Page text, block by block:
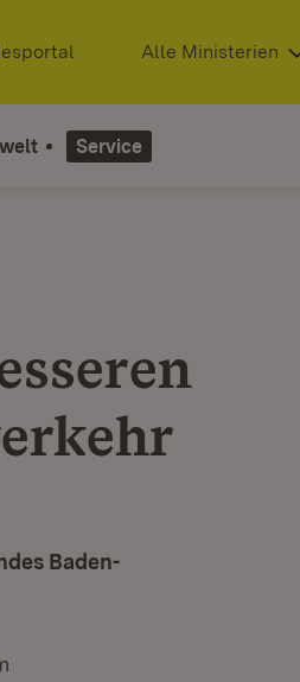
(Öffnet in neuem Fenster)
Alle Ministerien
Service
Baden-